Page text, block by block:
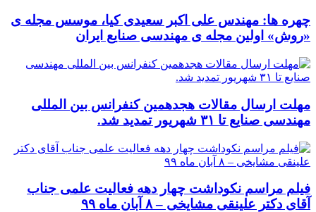
چهره ها: مهندس علی اکبر سعیدی کیا، موسس مجله ی
«روش» اولین مجله ی مهندسی صنایع ایران
مهلت ارسال مقالات هجدهمین کنفرانس بین المللی
مهندسی صنایع تا ۳۱ شهریور تمدید شد.
فیلم مراسم نکوداشت چهار دهه فعالیت علمی جناب
آقای دکتر علینقی مشایخی – ۸ آبان ماه ۹۹